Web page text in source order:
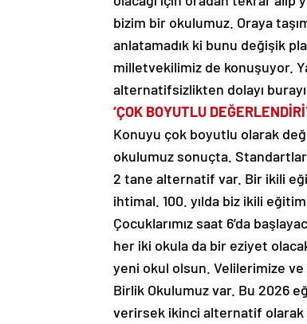
bizim bir okulumuz. Oraya
anlatamadık ki bunu değişik
milletvekilimiz de konuşuyor.
alternatifsizlikten dolayı
‘ÇOK BOYUTLU
Konuyu çok boyutlu olarak
okulumuz sonuçta.
2 tane alternatif var. Bir ikili
ihtimal. 100. yılda biz ikili
Çocuklarımız saat 6’da
her iki okula da bir eziyet
yeni okul olsun. Velilerimize
Birlik Okulumuz var. Bu 2026
verirsek ikinci alternatif olarak